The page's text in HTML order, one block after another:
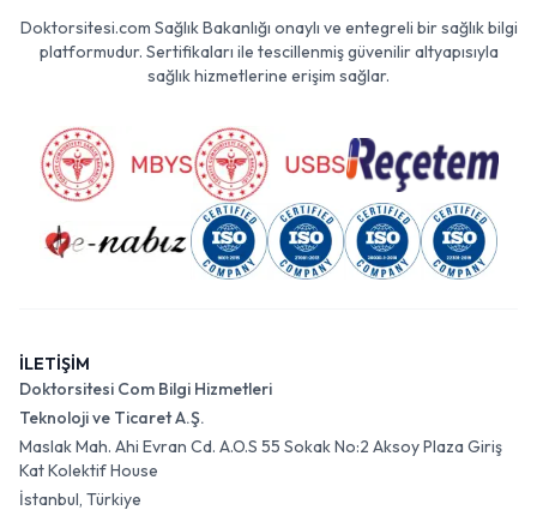
Doktorsitesi.com Sağlık Bakanlığı onaylı ve entegreli bir sağlık bilgi
platformudur. Sertifikaları ile tescillenmiş güvenilir altyapısıyla
sağlık hizmetlerine erişim sağlar.
İLETİŞİM
Doktorsitesi Com Bilgi Hizmetleri
Teknoloji ve Ticaret A.Ş.
Maslak Mah. Ahi Evran Cd. A.O.S 55 Sokak No:2 Aksoy Plaza Giriş
Kat Kolektif House
İstanbul, Türkiye